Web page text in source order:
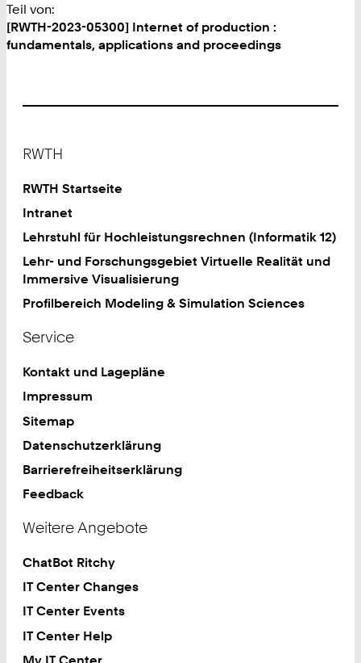
Teil von:
[RWTH-2023-05300] Internet of production :
fundamentals, applications and proceedings
RWTH
RWTH Startseite
Intranet
Lehrstuhl für Hochleistungsrechnen (Informatik 12)
Lehr- und Forschungsgebiet Virtuelle Realität und
Immersive Visualisierung
Profilbereich Modeling & Simulation Sciences
Service
Kontakt und Lagepläne
Impressum
Sitemap
Datenschutzerklärung
Barrierefreiheitserklärung
Feedback
Weitere Angebote
ChatBot Ritchy
IT Center Changes
IT Center Events
IT Center Help
My IT Center